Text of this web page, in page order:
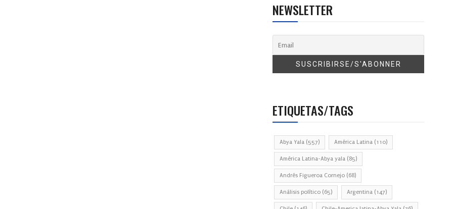
NEWSLETTER
ETIQUETAS/TAGS
Abya Yala (557) América Latina (110)
América Latina-Abya yala (85)
Andrés Figueroa Cornejo (68)
Análisis político (65) Argentina (147)